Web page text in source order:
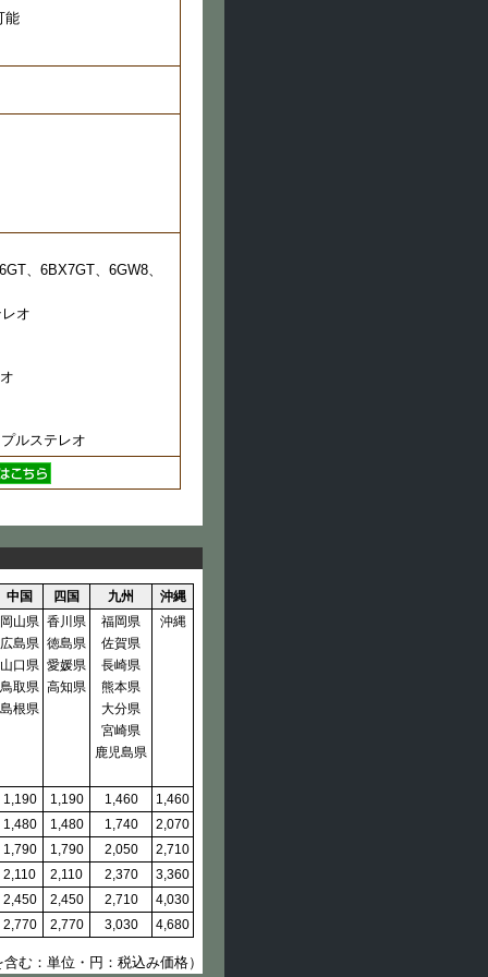
能
、6BX7GT、6GW8、
オ
ルステレオ
中国 四国 九州
沖縄
岡山県
広島県
山口県
鳥取県
島根県
香川県
徳島県
愛媛県
高知県
福岡県
佐賀県
長崎県
熊本県
大分県
宮崎県
鹿児島県
沖縄
1,190 1,190 1,460
1,460
1,480
1,480 1,740
2,070
1,790
1,790 2,050
2,710
2,110
2,110 2,370
3,360
2,450
2,450 2,710
4,030
2,770
2,770 3,030 4,680
む：単位・円：税込み価格）